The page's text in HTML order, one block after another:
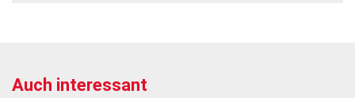
Auch interessant